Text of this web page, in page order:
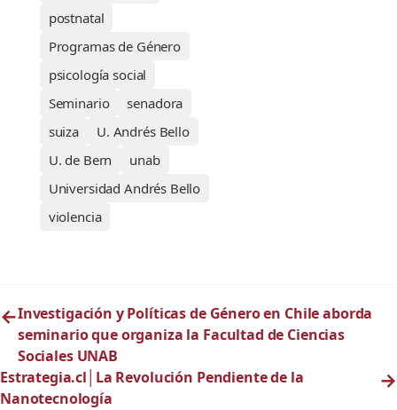
postnatal
Programas de Género
psicología social
Seminario
senadora
suiza
U. Andrés Bello
U. de Bern
unab
Universidad Andrés Bello
violencia
←Investigación y Políticas de Género en Chile aborda
seminario que organiza la Facultad de Ciencias
Sociales UNAB
Estrategia.cl│La Revolución Pendiente de la
Nanotecnología
→